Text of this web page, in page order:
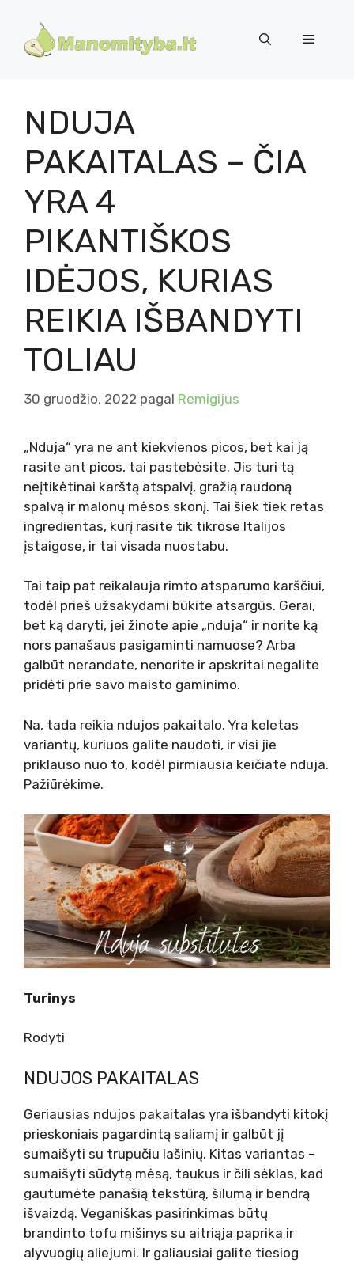
turinio
Meniu
NDUJA
PAKAITALAS – ČIA
YRA 4
PIKANTIŠKOS
IDĖJOS, KURIAS
REIKIA IŠBANDYTI
TOLIAU
30 gruodžio, 2022 pagal Remigijus
„Nduja“ yra ne ant kiekvienos picos, bet kai ją
rasite ant picos, tai pastebėsite. Jis turi tą
neįtikėtinai karštą atspalvį, gražią raudoną
spalvą ir malonų mėsos skonį. Tai šiek tiek retas
ingredientas, kurį rasite tik tikrose Italijos
įstaigose, ir tai visada nuostabu.
Tai taip pat reikalauja rimto atsparumo karščiui,
todėl prieš užsakydami būkite atsargūs. Gerai,
bet ką daryti, jei žinote apie „nduja“ ir norite ką
nors panašaus pasigaminti namuose? Arba
galbūt nerandate, nenorite ir apskritai negalite
pridėti prie savo maisto gaminimo.
Na, tada reikia ndujos pakaitalo. Yra keletas
variantų, kuriuos galite naudoti, ir visi jie
priklauso nuo to, kodėl pirmiausia keičiate nduja.
Pažiūrėkime.
Turinys
Rodyti
NDUJOS PAKAITALAS
Geriausias ndujos pakaitalas yra išbandyti kitokį
prieskoniais pagardintą saliamį ir galbūt jį
sumaišyti su trupučiu lašinių. Kitas variantas –
sumaišyti sūdytą mėsą, taukus ir čili sėklas, kad
gautumėte panašią tekstūrą, šilumą ir bendrą
išvaizdą. Veganiškas pasirinkimas būtų
brandinto tofu mišinys su aitriąja paprika ir
alyvuogių aliejumi. Ir galiausiai galite tiesiog